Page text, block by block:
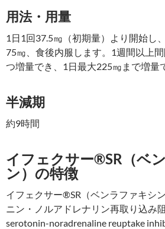
用法・用量
1日1回37.5㎎（初期量）より開始し
75㎎、食後内服します。1週間以上
つ増量でき、1日最大225㎎まで増量
半減期
約9時間
イフェクサー®SR（ベ
ン）の特徴
イフェクサー®SR（ベンラファキシ
ニン・ノルアドレナリン再取り込み
serotonin-noradrenaline reuptake